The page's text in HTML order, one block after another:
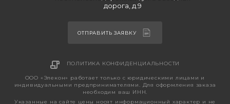
дорога, д.9
ОТПРАВИТЬ ЗАЯВКУ
ПОЛИТИКА КОНФИДЕНЦИАЛЬНОСТИ
ООО «Элекон» работает только с юридическими лицами и
индивидуальными предпринимателями. Для оформления заказа
необходим ваш ИНН.
Указанные на сайте цены носят информационный характер и не